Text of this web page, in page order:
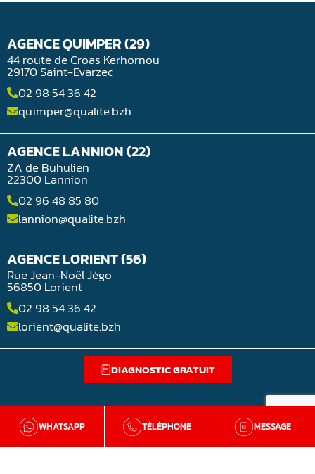
WHATSAPP TÉLÉPHONE MESSAGE
AGENCE QUIMPER (29)
44 route de Croas Kerhornou
29170 Saint-Evarzec
02 98 54 36 42
quimper@qualite.bzh
AGENCE LANNION (22)
ZA de Buhulien
22300 Lannion
02 96 48 85 80
lannion@qualite.bzh
AGENCE LORIENT (56)
Rue Jean-Noël Jégo
56850 Lorient
02 98 54 36 42
lorient@qualite.bzh
DIAGNOSTIC GRATUIT